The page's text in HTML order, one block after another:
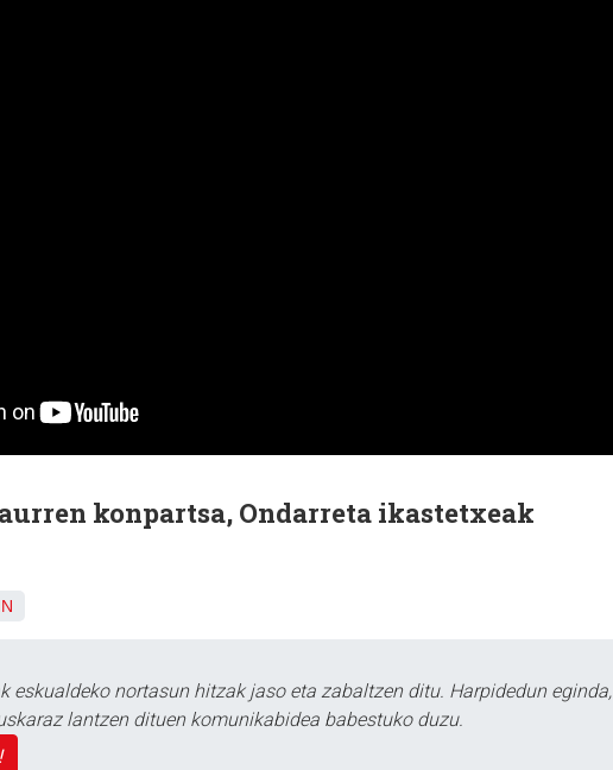
konpartsa, Ondarreta ikastetxeak
eskualdeko nortasun hitzak jaso eta zabaltzen ditu. Harpidedun eginda,
lantzen dituen komunikabidea babestuko duzu.